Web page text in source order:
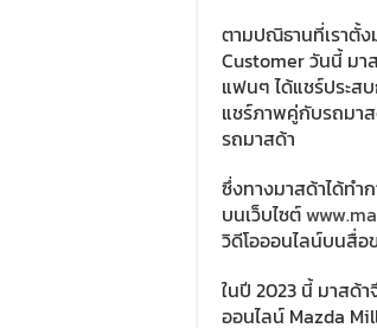
ตามปณิธานที่เราตั้ง
Customer วันนี้ มา
แฟนๆ ได้แชร์ประส
แชร์ภาพคู่กับรถมา
รถมาสด้า
ซึ่งทางมาสด้าได้ทำ
บนเว็บไซต์
วิดีโอออนไลน์บนสื่
ในปี 2023 นี้ มาสด้า
ออนไลน์ Mazda